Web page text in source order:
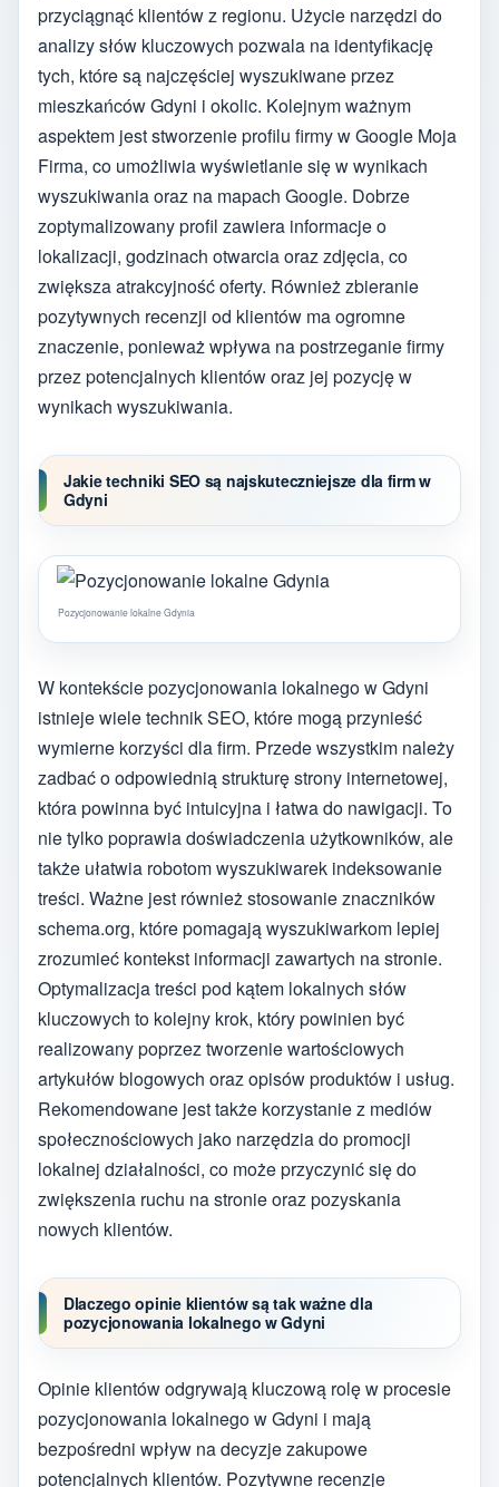
przyciągnąć klientów z regionu. Użycie narzędzi do
analizy słów kluczowych pozwala na identyfikację
tych, które są najczęściej wyszukiwane przez
mieszkańców Gdyni i okolic. Kolejnym ważnym
aspektem jest stworzenie profilu firmy w Google Moja
Firma, co umożliwia wyświetlanie się w wynikach
wyszukiwania oraz na mapach Google. Dobrze
zoptymalizowany profil zawiera informacje o
lokalizacji, godzinach otwarcia oraz zdjęcia, co
zwiększa atrakcyjność oferty. Również zbieranie
pozytywnych recenzji od klientów ma ogromne
znaczenie, ponieważ wpływa na postrzeganie firmy
przez potencjalnych klientów oraz jej pozycję w
wynikach wyszukiwania.
Jakie techniki SEO są najskuteczniejsze dla firm w
Gdyni
Pozycjonowanie lokalne Gdynia
W kontekście pozycjonowania lokalnego w Gdyni
istnieje wiele technik SEO, które mogą przynieść
wymierne korzyści dla firm. Przede wszystkim należy
zadbać o odpowiednią strukturę strony internetowej,
która powinna być intuicyjna i łatwa do nawigacji. To
nie tylko poprawia doświadczenia użytkowników, ale
także ułatwia robotom wyszukiwarek indeksowanie
treści. Ważne jest również stosowanie znaczników
schema.org, które pomagają wyszukiwarkom lepiej
zrozumieć kontekst informacji zawartych na stronie.
Optymalizacja treści pod kątem lokalnych słów
kluczowych to kolejny krok, który powinien być
realizowany poprzez tworzenie wartościowych
artykułów blogowych oraz opisów produktów i usług.
Rekomendowane jest także korzystanie z mediów
społecznościowych jako narzędzia do promocji
lokalnej działalności, co może przyczynić się do
zwiększenia ruchu na stronie oraz pozyskania
nowych klientów.
Dlaczego opinie klientów są tak ważne dla
pozycjonowania lokalnego w Gdyni
Opinie klientów odgrywają kluczową rolę w procesie
pozycjonowania lokalnego w Gdyni i mają
bezpośredni wpływ na decyzje zakupowe
potencjalnych klientów. Pozytywne recenzje